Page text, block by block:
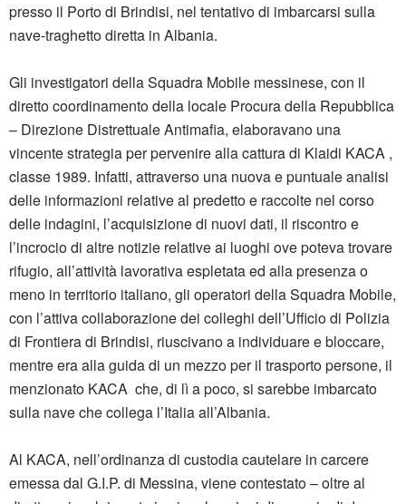
presso il Porto di Brindisi, nel tentativo di imbarcarsi sulla
nave-traghetto diretta in Albania.
Gli investigatori della Squadra Mobile messinese, con il
diretto coordinamento della locale Procura della Repubblica
– Direzione Distrettuale Antimafia, elaboravano una
vincente strategia per pervenire alla cattura di Klaidi KACA ,
classe 1989. Infatti, attraverso una nuova e puntuale analisi
delle informazioni relative al predetto e raccolte nel corso
delle indagini, l’acquisizione di nuovi dati, il riscontro e
l’incrocio di altre notizie relative ai luoghi ove poteva trovare
rifugio, all’attività lavorativa espletata ed alla presenza o
meno in territorio italiano, gli operatori della Squadra Mobile,
con l’attiva collaborazione dei colleghi dell’Ufficio di Polizia
di Frontiera di Brindisi, riuscivano a individuare e bloccare,
mentre era alla guida di un mezzo per il trasporto persone, il
menzionato KACA che, di lì a poco, si sarebbe imbarcato
sulla nave che collega l’Italia all’Albania.
Al KACA, nell’ordinanza di custodia cautelare in carcere
emessa dal G.I.P. di Messina, viene contestato – oltre al